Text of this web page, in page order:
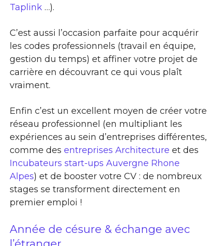
Taplink …).
C’est aussi l’occasion parfaite pour acquérir
les codes professionnels (travail en équipe,
gestion du temps) et affiner votre projet de
carrière en découvrant ce qui vous plaît
vraiment.
Enfin c’est un excellent moyen de créer votre
réseau professionnel (en multipliant les
expériences au sein d’entreprises différentes,
comme des entreprises Architecture et des
Incubateurs start-ups Auvergne Rhone
Alpes) et de booster votre CV : de nombreux
stages se transforment directement en
premier emploi !
Année de césure & échange avec